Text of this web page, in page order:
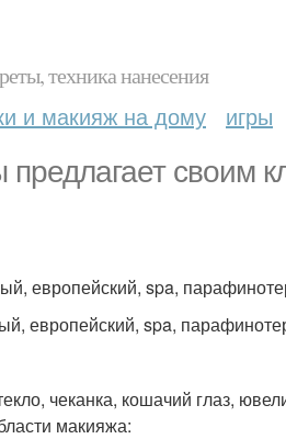
техника нанесения
и макияж на дому игры
предлагает своим
европейский, spa,
европейский, spa,
чеканка, кошачий глаз,
макияжа: